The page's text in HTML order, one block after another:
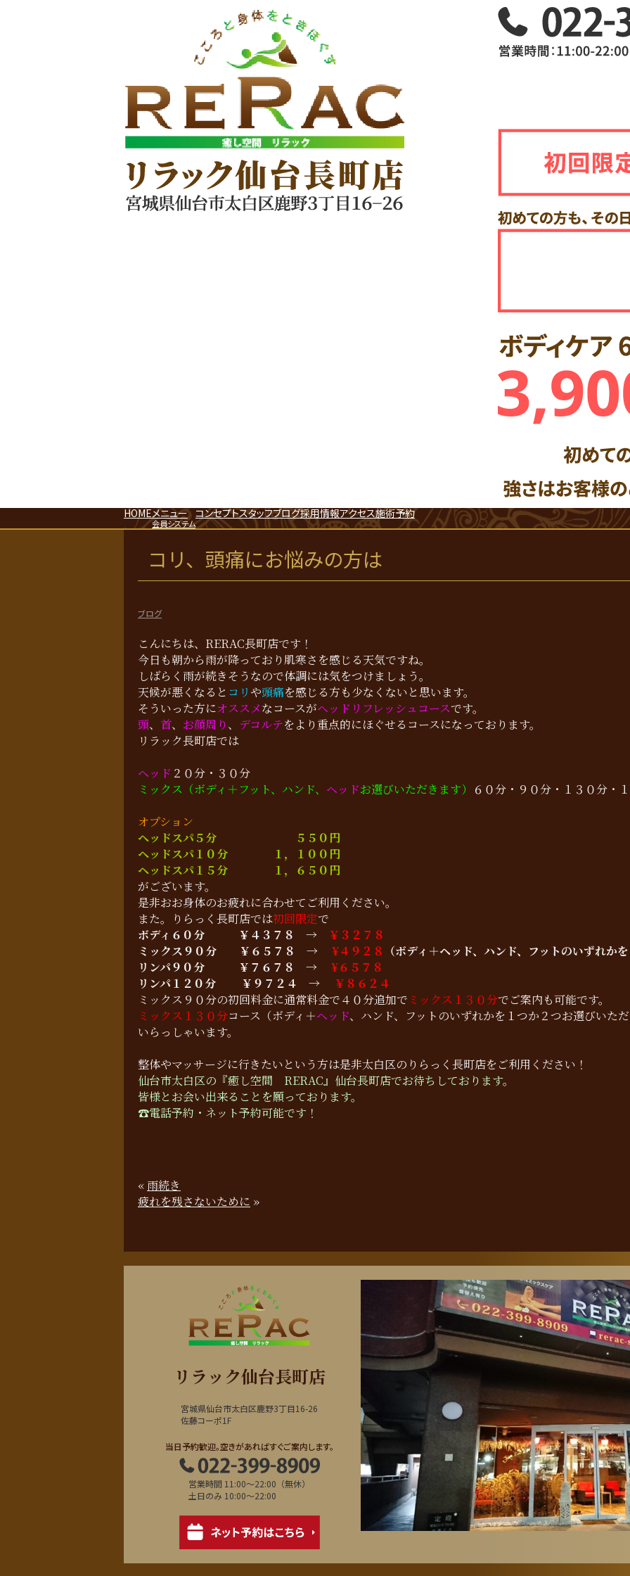
HOMEメニュー
会員システム
コンセプトスタッフブログ採用情報アクセス施術予約
コリ、頭痛にお悩みの方は
ブログ
こんにちは、RERAC長町店です！
今日も朝から雨が降っており肌寒さを感じる天気ですね。
しばらく雨が続きそうなので体調には気をつけましょう。
天候が悪くなると コリ や頭痛を感じる方も少なくないと思います。
そういった方にオススメなコースがヘッドリフレッシュコースです。
頭、 首、 お顔周り、 デコルテをより重点的にほぐせるコースになっております。
リラック長町店では
ヘッド ２０分・３０分
ミックス（ボディ＋フット、ハンド、 ヘッドお選びいただきます）
６０分・９０分・１３０分・
オプション
ヘッドスパ５分 ５５０円
ヘッドスパ１０分 １，１００円
ヘッドスパ１５分 １，６５０円
がございます。
是非おお身体のお疲れに合わせてご利用ください。
また。りらっく長町店では初回限定で
ボディ６０分
￥４３７８ →
￥３２７８
ミックス９０分
￥６５７８ → ¥４９２８ （ボディ＋ヘッド、ハンド、フットのいずれか
リンパ９０分
￥７６７８ →
¥６５７８
リンパ１２０分 ￥９７２４ →
￥８６２４
ミックス９０分の初回料金に通常料金で４０分追加で ミックス１３０分でご案内も可能です。
ミックス１３０分コース（ボディ＋ヘッド、ハンド、フットのいずれかを１つか２つお選びいた
いらっしゃいます。
整体やマッサージに行きたいという方は是非太白区のりらっく長町店をご利用ください！
仙台市太白区の『癒し空間 RERAC』仙台長町店でお待ちしております。
皆様とお会い出来ることを願っております。
☎︎電話予約・ネット予約可能です！
« 雨続き
疲れを残さないために »
リラック仙台長町店
宮城県仙台市太白区鹿野3丁目16-26
佐藤コーポ1F
当日予約歓迎。空きがあればすぐご案内します。
営業時間 11:00～22:00（無休）
土日のみ 10:00～22:00